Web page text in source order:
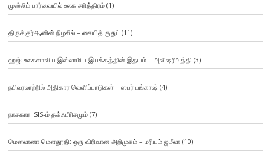
முஸ்லிம் பார்வையில் உலக சரித்திரம்(1)
திருக்குர்ஆனின் நிழலில் – சையித் குதுப் (11)
ஹஜ்: உலகளாவிய இஸ்லாமிய இயக்கத்தின் இதயம் – அலீ ஷரீஅத்தி (3)
நபிவரலாற்றில் அதிகார வெளிப்பாடுகள் – ஸபர் பங்காஷ் (4)
நாசகார ISIS-ம் தக்ஃபீரிசமும்(7)
மௌலானா மௌதூதி: ஒரு விரிவான அறிமுகம் – மரியம் ஜமீலா (10)